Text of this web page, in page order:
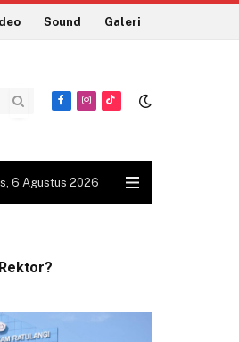
Sound Galeri
Facebook
Instagram
TikTok
6 Agustus 2026